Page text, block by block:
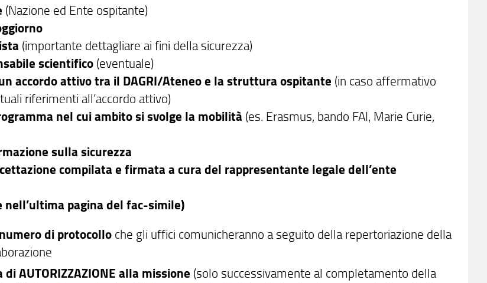
(Nazione ed Ente ospitante)
(importante dettagliare ai fini della sicurezza)
scientifico (eventuale)
accordo attivo tra il DAGRI/Ateneo e la struttura ospitante (in caso affermativo
riferimenti all’accordo attivo)
nel cui ambito si svolge la mobilità (es. Erasmus, bando FAI, Marie Curie,
sulla sicurezza
compilata e firmata a cura del rappresentante legale dell’ente
nell’ultima pagina del fac-simile)
numero di protocollo che gli uffici comunicheranno a seguito della repertoriazione della
AUTORIZZAZIONE alla missione (solo successivamente al completamento della